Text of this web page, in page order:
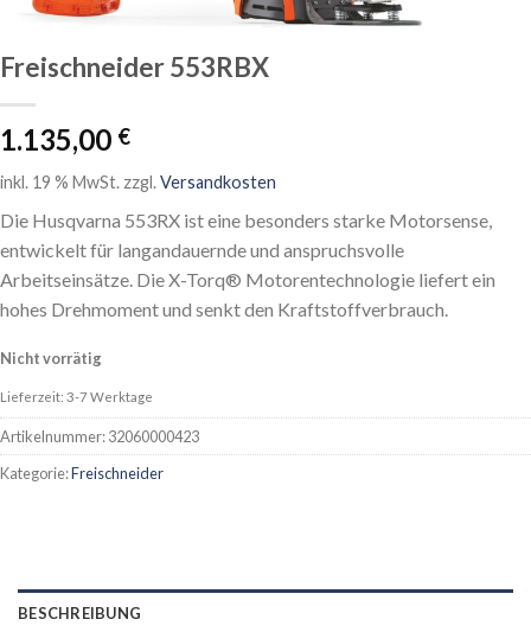
Freischneider 553RBX
1.135,00 €
inkl. 19 % MwSt. zzgl.Versandkosten
Die Husqvarna 553RX ist eine besonders starke Motorsense,
entwickelt für langandauernde und anspruchsvolle
Arbeitseinsätze. Die X-Torq® Motorentechnologie liefert ein
hohes Drehmoment und senkt den Kraftstoffverbrauch.
Nicht vorrätig
Lieferzeit: 3-7 Werktage
Artikelnummer:32060000423
Kategorie:Freischneider
BESCHREIBUNG